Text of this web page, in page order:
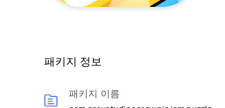
패키지 정보
패키지 이름